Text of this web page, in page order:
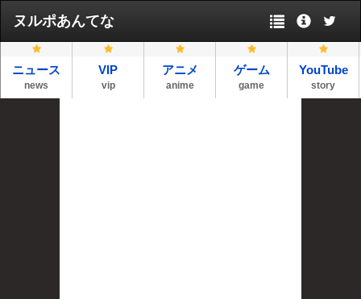
ヌルポあんてな
ニュース
news
VIP
vip
アニメ
anime
ゲーム
game
YouTube
story